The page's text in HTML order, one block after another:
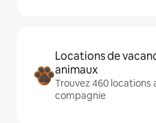
Locations de
animaux
Trouvez 460
compagnie